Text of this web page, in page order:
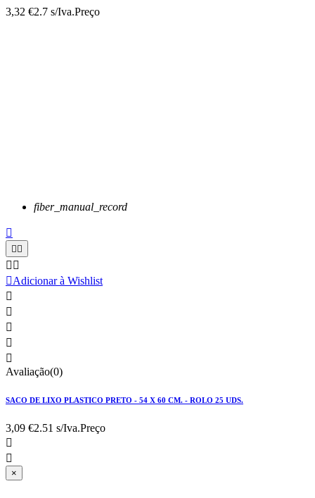
3,32 €2.7 s/Iva.Preço
fiber_manual_record

 
 
Adicionar à Wishlist





Avaliação(0)
SACO DE LIXO PLASTICO PRETO - 54 X 60 CM. - ROLO 25 UDS.
3,09 €2.51 s/Iva.Preço


×